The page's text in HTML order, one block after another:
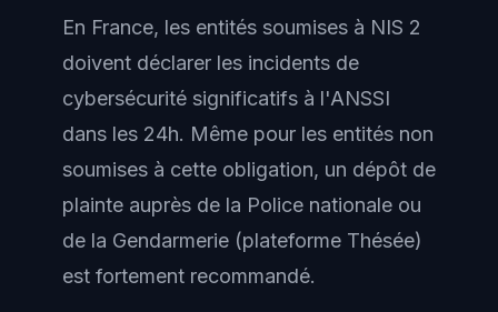
En France, les entités soumises à NIS 2
doivent déclarer les incidents de
cybersécurité significatifs à l'ANSSI
dans les 24h. Même pour les entités non
soumises à cette obligation, un dépôt de
plainte auprès de la Police nationale ou
de la Gendarmerie (plateforme Thésée)
est fortement recommandé.